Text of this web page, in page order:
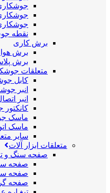
نقطه
برش کاری
برش هوا
برش
متعلقات
کابل
انبر
انبر
ماسک
ماسک
سایر
متعلقات ابزار آلات
صفحه سنگ و
صفحه
صفحه
صفحه